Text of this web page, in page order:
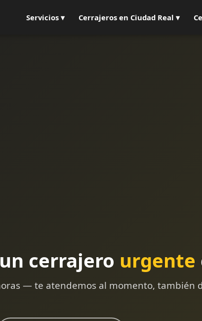
Servicios ▾ Cerrajeros en Ciudad Real ▾
cerrajero urgente
— te atendemos al momento, también